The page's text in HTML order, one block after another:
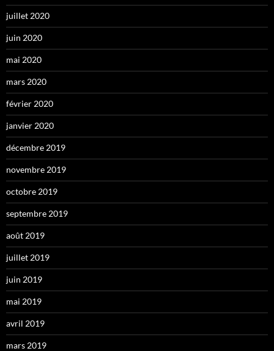
juillet 2020
juin 2020
mai 2020
mars 2020
février 2020
janvier 2020
décembre 2019
novembre 2019
octobre 2019
septembre 2019
août 2019
juillet 2019
juin 2019
mai 2019
avril 2019
mars 2019